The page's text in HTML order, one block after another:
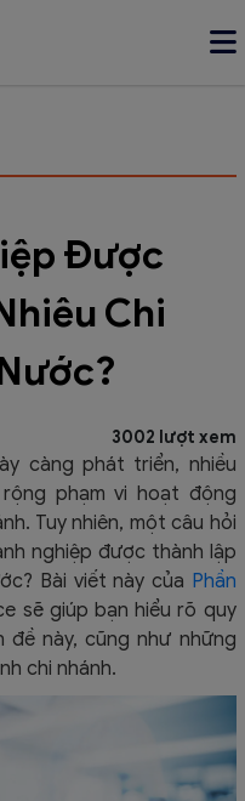
Được
Chi
3002 lượt xem
càng phát triển, nhiều
phạm vi hoạt động
Tuy nhiên, một câu hỏi
nghiệp được thành lập
Bài viết này của Phần
sẽ giúp bạn hiểu rõ quy
đề này, cũng như những
chi nhánh.